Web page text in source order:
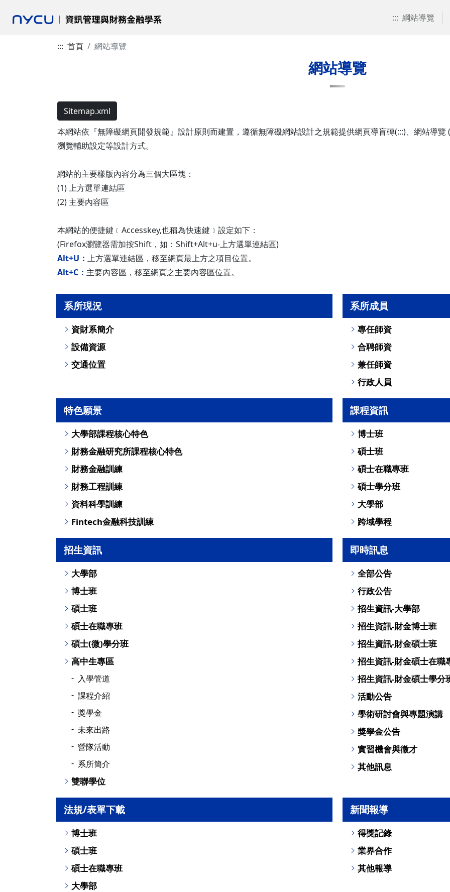
::: 綱站導覽
::: 首頁 網站導覽
網站導覽
Sitemap.xml
本網站依『無障礙網頁開發規範』設計原則而建置，遵循無障礙網站設計之規範提供網頁導盲磚(:::)、網站導
瀏覽輔助設定等設計方式。
網站的主要樣版內容分為三個大區塊：
(1) 上方選單連結區
(2) 主要內容區
本網站的便捷鍵﹝Accesskey,也稱為快速鍵﹞設定如下：
(Firefox瀏覽器需加按Shift，如：Shift+Alt+u-上方選單連結區)
Alt+U： 上方選單連結區，移至網頁最上方之項目位置。
Alt+C： 主要內容區，移至網頁之主要內容區位置。
系所現況
資財系簡介
設備資源
交通位置
系所成員
專任師資
合聘師資
兼任師資
行政人員
特色願景
大學部課程核心特色
財務金融研究所課程核心特色
財務金融訓練
財務工程訓練
資料科學訓練
Fintech金融科技訓練
課程資訊
博士班
碩士班
碩士在職專班
碩士學分班
大學部
跨域學程
招生資訊
大學部
博士班
碩士班
碩士在職專班
碩士(微)學分班
高中生專區
入學管道
課程介紹
獎學金
未來出路
營隊活動
系所簡介
雙聯學位
即時訊息
全部公告
行政公告
招生資訊-大學部
招生資訊-財金博士班
招生資訊-財金碩士班
招生資訊-財金碩士在職
招生資訊-財金碩士學分
活動公告
學術研討會與專題演講
獎學金公告
實習機會與徵才
其他訊息
法規/表單下載
博士班
碩士班
碩士在職專班
大學部
新聞報導
得獎記錄
業界合作
其他報導